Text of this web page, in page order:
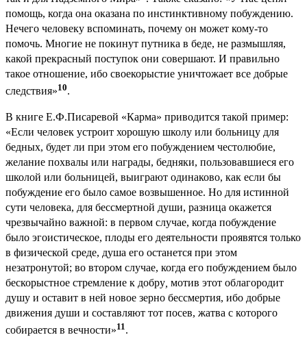
помощь, когда она оказана по инстинктивному побуждению.
Нечего человеку вспоминать, почему он может кому-то
помочь. Многие не покинут путника в беде, не размышляя,
какой прекрасный поступок они совершают. И правильно
такое отношение, ибо своекорыстие уничтожает все добрые
следствия»10.
В книге Е.Ф.Писаревой «Карма» приводится такой пример:
«Если человек устроит хорошую школу или больницу для
бедных, будет ли при этом его побуждением честолюбие,
желание похвалы или награды, бедняки, пользовавшиеся его
школой или больницей, выиграют одинаково, как если бы
побуждение его было самое возвышенное. Но для истинной
сути человека, для бессмертной души, разница окажется
чрезвычайно важной: в первом случае, когда побуждение
было эгоистическое, плоды его деятельности проявятся только
в физической среде, душа его останется при этом
незатронутой; во втором случае, когда его побуждением было
бескорыстное стремление к добру мотив этот облагородит
душу и оставит в ней новое зерно бессмертия, ибо добрые
движения души и составляют тот посев, жатва с которого
собирается в вечности»11.